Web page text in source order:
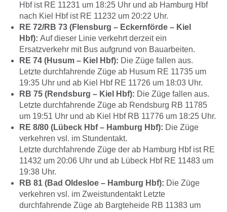
Hbf ist RE 11231 um 18:25 Uhr und ab Hamburg Hbf
nach Kiel Hbf ist RE 11232 um 20:22 Uhr.
RE 72/RB 73 (Flensburg – Eckernförde – Kiel
Hbf): Auf dieser Linie verkehrt derzeit ein
Ersatzverkehr mit Bus aufgrund von Bauarbeiten.
RE 74 (Husum – Kiel Hbf): Die Züge fallen aus.
Letzte durchfahrende Züge ab Husum RE 11735 um
19:35 Uhr und ab Kiel Hbf RE 11726 um 18:03 Uhr.
RB 75 (Rendsburg – Kiel Hbf): Die Züge fallen aus.
Letzte durchfahrende Züge ab Rendsburg RB 11785
um 19:51 Uhr und ab Kiel Hbf RB 11776 um 18:25 Uhr.
RE 8/80 (Lübeck Hbf – Hamburg Hbf): Die Züge
verkehren vsl. im Stundentakt.
Letzte durchfahrende Züge der ab Hamburg Hbf ist RE
11432 um 20:06 Uhr und ab Lübeck Hbf RE 11483 um
19:38 Uhr.
RB 81 (Bad Oldesloe – Hamburg Hbf): Die Züge
verkehren vsl. im Zweistundentakt Letzte
durchfahrende Züge ab Bargteheide RB 11383 um